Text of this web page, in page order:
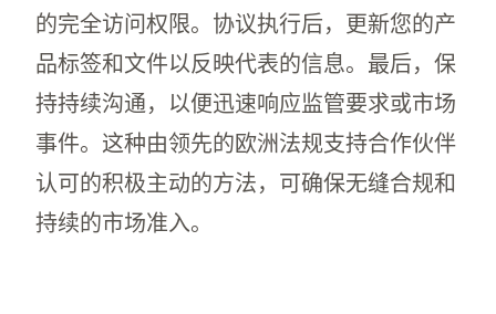
的完全访问权限。协议执行后，更新您的产
品标签和文件以反映代表的信息。最后，保
持持续沟通，以便迅速响应监管要求或市场
事件。这种由领先的欧洲法规支持合作伙伴
认可的积极主动的方法，可确保无缝合规和
持续的市场准入。